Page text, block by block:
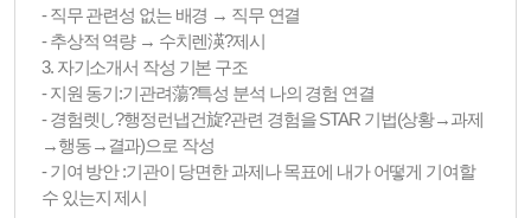
- 직무 관련성 없는 배경 → 직무 연결
- 추상적 역량 → 수치렌渶?제시
3. 자기소개서 작성 기본 구조
- 지원 동기:기관려蕩?특성 분석 나의 경험 연결
- 경험렛し?행정런냅건旋?관련 경험을 STAR 기법(상황→과제
→행동→결과)으로 작성
- 기여 방안 :기관이 당면한 과제나 목표에 내가 어떻게 기여할
수 있는지 제시